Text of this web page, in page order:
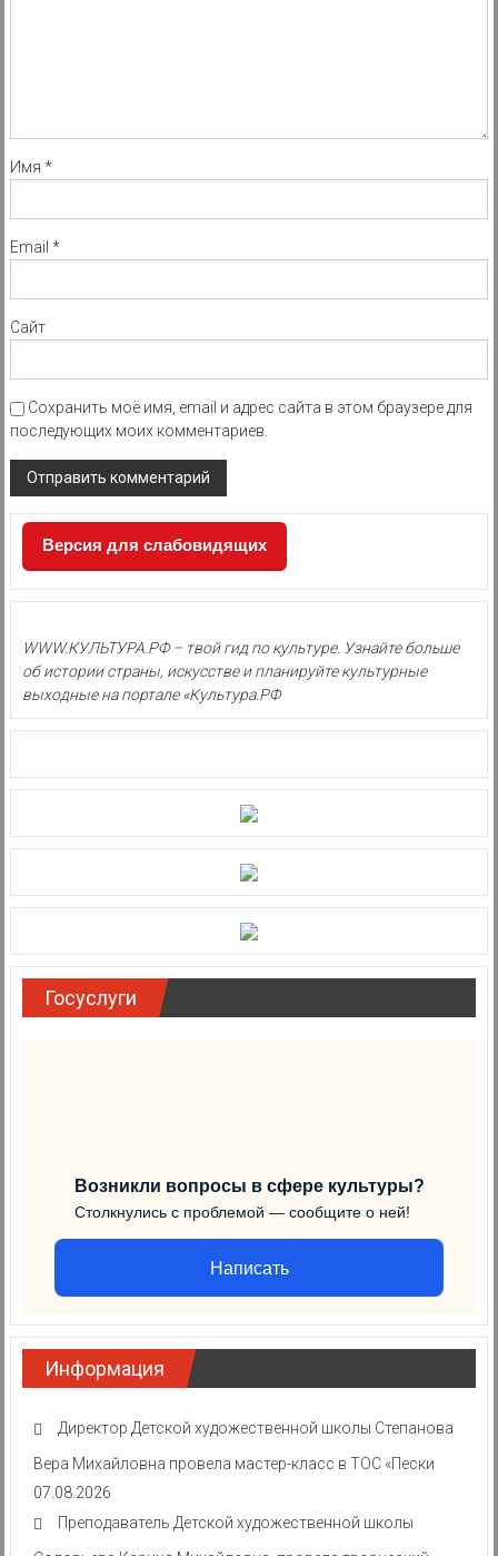
Имя *
Email *
Сайт
Сохранить моё имя, email и адрес сайта в этом браузере для
последующих моих комментариев.
Версия для слабовидящих
WWW.КУЛЬТУРА.РФ – твой гид по культуре. Узнайте больше
об истории страны, искусстве и планируйте культурные
выходные на портале «Культура.РФ
Госуслуги
Возникли вопросы в сфере культуры?
Столкнулись с проблемой — сообщите о ней!
Написать
Информация
Директор Детской художественной школы Степанова
Вера Михайловна провела мастер-класс в ТОС «Пески
07.08.2026
Преподаватель Детской художественной школы